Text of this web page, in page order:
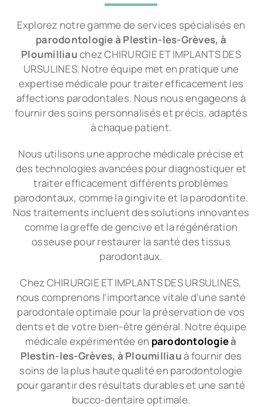
Explorez notre gamme de services spécialisés en
parodontologie à Plestin-les-Grèves, à
Ploumilliauchez CHIRURGIE ET IMPLANTS DES
URSULINES. Notre équipe met en pratique une
expertise médicale pour traiter efficacement les
affections parodontales. Nous nous engageons à
fournir des soins personnalisés et précis, adaptés
à chaque patient.
Nous utilisons une approche médicale précise et
des technologies avancées pour diagnostiquer et
traiter efficacement différents problèmes
parodontaux, comme la gingivite et la parodontite.
Nos traitements incluent des solutions innovantes
comme la greffe de gencive et la régénération
osseuse pour restaurer la santé des tissus
parodontaux.
Chez CHIRURGIE ET IMPLANTS DES URSULINES,
nous comprenons l’importance vitale d’une santé
parodontale optimale pour la préservation de vos
dents et de votre bien-être général. Notre équipe
médicale expérimentée en parodontologieà
Plestin-les-Grèves, à Ploumilliauà fournir des
soins de la plus haute qualité en parodontologie
pour garantir des résultats durables et une santé
bucco-dentaire optimale.